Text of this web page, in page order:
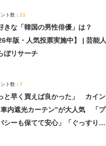
ト数： 21
きな「韓国の男性俳優」は？
年版・人気投票実施中】 | 芸能人
ぼリサーチ
ト数： 7
と早く買えば良かった」 カイン
車内遮光カーテン”が大人気 「プ
シーも保てて安心」「ぐっすり眠